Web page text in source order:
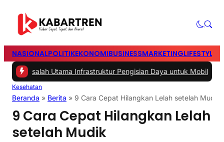
NASIONALPOLITIKEKONOMIBUSINESSMARKETINGLIFESTYLE
Utama Infrastruktur Pengisian Daya untuk Mobil Listrik yang
Kesehatan
Beranda » Berita » 9 Cara Cepat Hilangkan Lelah setelah Mudik
9 Cara Cepat Hilangkan Lelah
setelah Mudik